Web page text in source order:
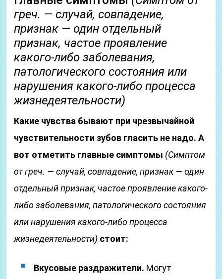
греч. — случай, совпадение,
признак — один отдельный
признак, частое проявление
какого-либо заболевания,
патологического состояния или
нарушения какого-либо процесса
жизнедеятельности)
Какие чувства бывают при чрезвычайной
чувствительности зубов гласить не надо. А
вот отметить главные симптомы (Симптом
от греч. — случай, совпадение, признак — один
отдельный признак, частое проявление какого-
либо заболевания, патологического состояния
или нарушения какого-либо процесса
жизнедеятельности) стоит:
Вкусовые раздражители. Могут